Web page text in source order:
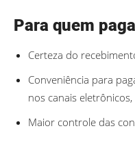
Para quem
Certeza do
Conveniência para
nos canais
Maior controle das